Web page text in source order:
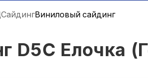
СайдингВиниловый сайдинг
D5С Елочка